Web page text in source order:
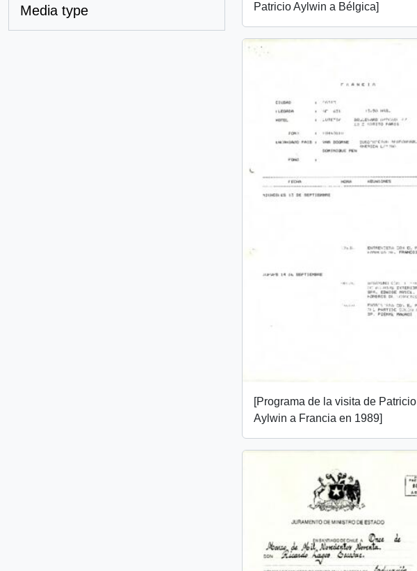
Media type
Patricio Aylwin a Bélgica]
[Programa de la visita de Patricio
Aylwin a Francia en 1989]